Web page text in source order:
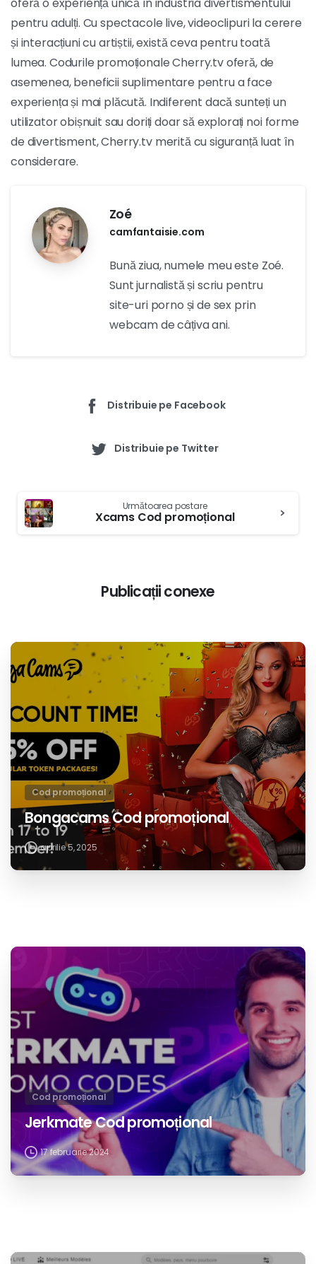
pentru adulți. Cu spectacole live, videoclipuri la cerere
și interacțiuni cu artiștii, există ceva pentru toată
lumea. Codurile promoționale Cherry.tv oferă, de
asemenea, beneficii suplimentare pentru a face
experiența și mai plăcută. Indiferent dacă sunteți un
utilizator obișnuit sau doriți doar să explorați noi forme
de divertisment, Cherry.tv merită cu siguranță luat în
considerare.
Zoé
camfantaisie.com
Bună ziua, numele meu este Zoé.
Sunt jurnalistă și scriu pentru
site-uri porno și de sex prin
webcam de câțiva ani.
Distribuie pe Facebook
Distribuie pe Twitter
Continuați
lectura
Următoarea postare
Xcams Cod promoțional
Publicații conexe
Cod promoțional
Bongacams Cod promoțional
aprilie 5, 2025
Cod promoțional
Jerkmate Cod promoțional
17 februarie 2024